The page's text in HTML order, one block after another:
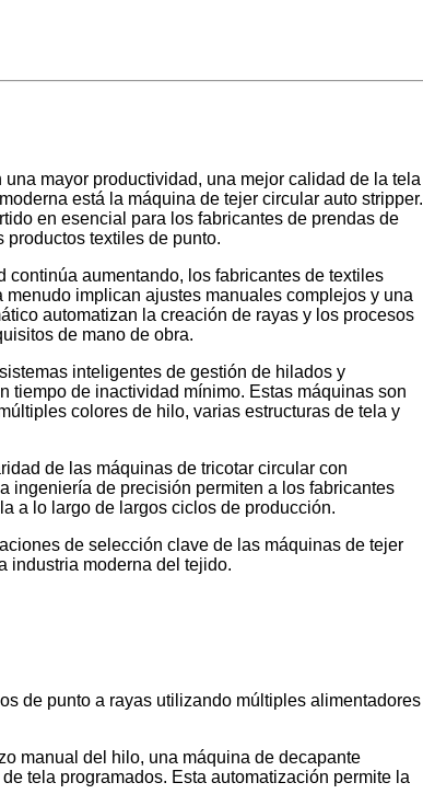
mayor productividad, una mejor calidad de la tela
está la máquina de tejer circular auto stripper.
en esencial para los fabricantes de prendas de
textiles de punto.
aumentando, los fabricantes de textiles
implican ajustes manuales complejos y una
automatizan la creación de rayas y los procesos
de mano de obra.
inteligentes de gestión de hilados y
tiempo de inactividad mínimo. Estas máquinas son
colores de hilo, varias estructuras de tela y
de las máquinas de tricotar circular con
ingeniería de precisión permiten a los fabricantes
a lo largo de largos ciclos de producción.
de selección clave de las máquinas de tejer
industria moderna del tejido.
de punto a rayas utilizando múltiples alimentadores
manual del hilo, una máquina de decapante
tela programados. Esta automatización permite la